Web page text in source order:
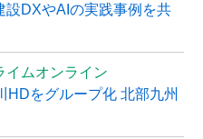
設DXやAIの実践事例を共
イムオンライン
HDをグループ化 北部九州